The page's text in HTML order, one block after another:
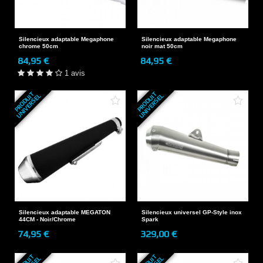
Silencieux adaptable Megaphone
chrome 50cm
84,95 €
1 avis
Silencieux adaptable Megaphone
noir mat 50cm
84,95 €
P
R
O
D
U
I
T
U
N
I
V
E
R
S
E
L
Silencieux adaptable MEGATON
44CM - Noir/Chrome
74,95 €
P
R
O
D
U
I
T
U
N
I
V
E
R
S
E
L
Silencieux universel GP-Style inox
Spark
329,00 €